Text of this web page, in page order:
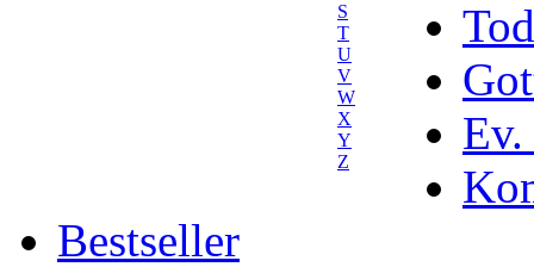
S
T
U
V
W
X
Y
Z
Ev.
Bestseller